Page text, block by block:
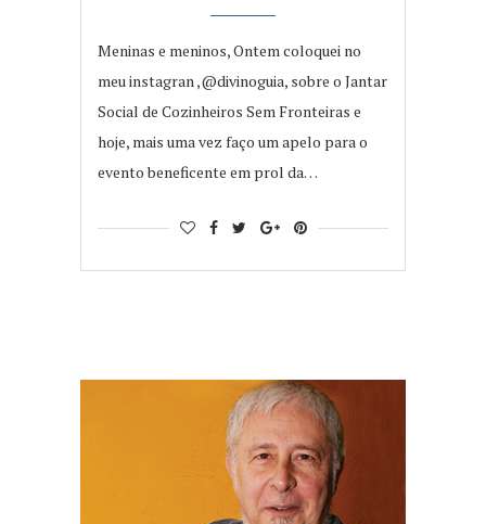
Meninas e meninos, Ontem coloquei no
meu instagran ,@divinoguia, sobre o Jantar
Social de Cozinheiros Sem Fronteiras e
hoje, mais uma vez faço um apelo para o
evento beneficente em prol da…